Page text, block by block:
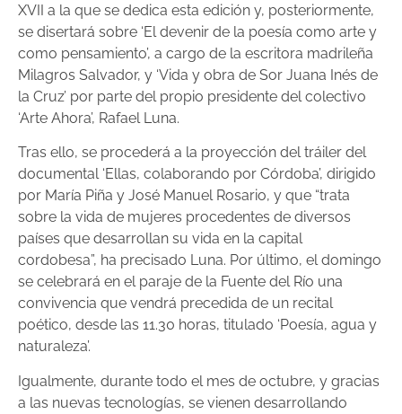
XVII a la que se dedica esta edición y, posteriormente,
se disertará sobre ‘El devenir de la poesía como arte y
como pensamiento’, a cargo de la escritora madrileña
Milagros Salvador, y ‘Vida y obra de Sor Juana Inés de
la Cruz’ por parte del propio presidente del colectivo
‘Arte Ahora’, Rafael Luna.
Tras ello, se procederá a la proyección del tráiler del
documental ‘Ellas, colaborando por Córdoba’, dirigido
por María Piña y José Manuel Rosario, y que “trata
sobre la vida de mujeres procedentes de diversos
países que desarrollan su vida en la capital
cordobesa”, ha precisado Luna. Por último, el domingo
se celebrará en el paraje de la Fuente del Río una
convivencia que vendrá precedida de un recital
poético, desde las 11.30 horas, titulado ‘Poesía, agua y
naturaleza’.
Igualmente, durante todo el mes de octubre, y gracias
a las nuevas tecnologías, se vienen desarrollando